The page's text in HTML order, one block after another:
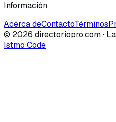
Información
Acerca deContactoTérminos
© 2026 directoriopro.com·
Istmo Code